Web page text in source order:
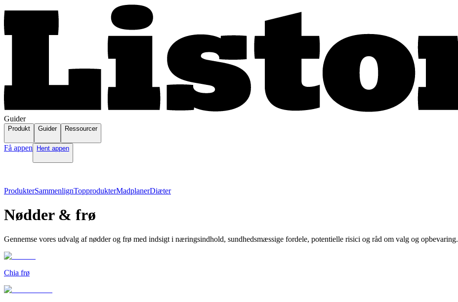
Guider
Produkt Guider Ressourcer
Få appen Hent appen
ProdukterSammenlignTopprodukterMadplanerDiæter
Nødder & frø
Gennemse vores udvalg af nødder og frø med indsigt i næringsindhold, sundhedsmæssige fordele, potentielle risici og råd om valg og opbevaring.
Chia frø